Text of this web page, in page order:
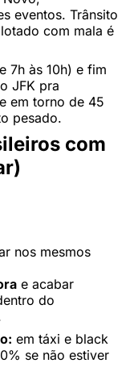
eventos. Trânsito
com mala é
7h às 10h) e fim
JFK pra
em torno de 45
pesado.
com
nos mesmos
e acabar
do
em táxi e black
se não estiver